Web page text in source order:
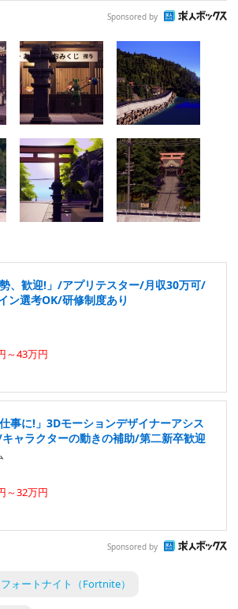
Sponsored by
勢、歓迎!」/アプリテスター/月収30万可/
ン選考OK/研修制度あり
～43万円
事に!」3Dモーションデザイナーアシス
ャラクターの動きの補助/第二新卒歓迎
～32万円
Sponsored by
フォートナイト（Fortnite）